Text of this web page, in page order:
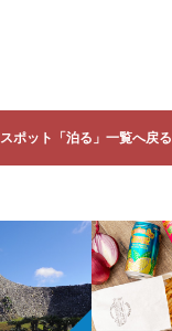
スポット「泊る」一覧へ戻る